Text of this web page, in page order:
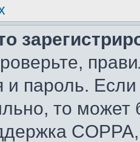
и пароль.
то может